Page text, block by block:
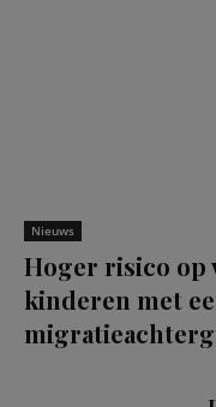
Nieuws
Hoger risico
kinderen met